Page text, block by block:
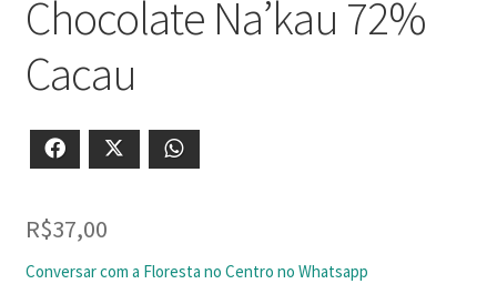
Chocolate Na’kau 72%
Cacau
Facebook
R$37,00
Conversar com a Floresta no Centro no Whatsapp